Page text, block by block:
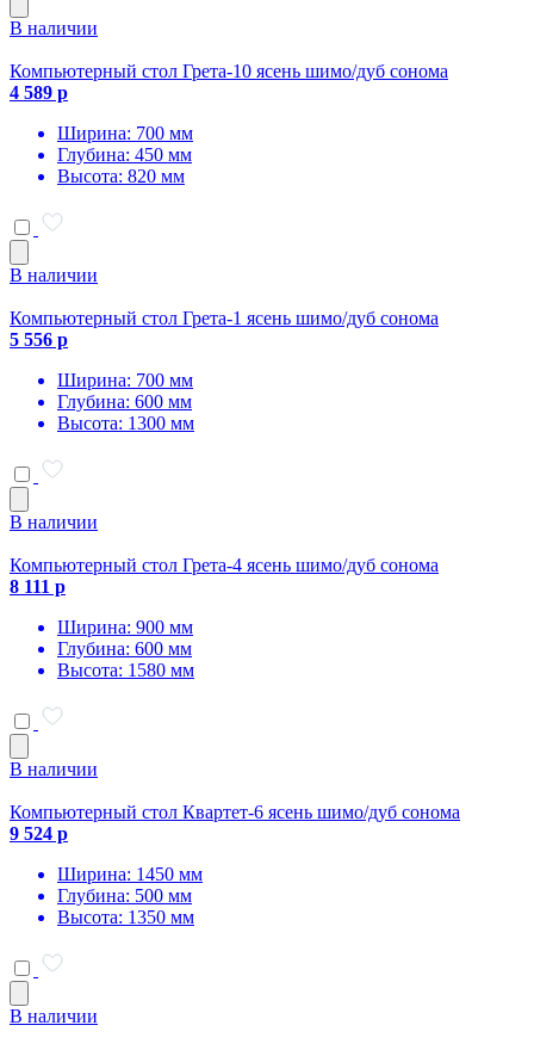
В наличии
Компьютерный стол Грета-10 ясень шимо/дуб сонома
4 589 р
Ширина: 700 мм
Глубина: 450 мм
Высота: 820 мм
В наличии
Компьютерный стол Грета-1 ясень шимо/дуб сонома
5 556 р
Ширина: 700 мм
Глубина: 600 мм
Высота: 1300 мм
В наличии
Компьютерный стол Грета-4 ясень шимо/дуб сонома
8 111 р
Ширина: 900 мм
Глубина: 600 мм
Высота: 1580 мм
В наличии
Компьютерный стол Квартет-6 ясень шимо/дуб сонома
9 524 р
Ширина: 1450 мм
Глубина: 500 мм
Высота: 1350 мм
В наличии